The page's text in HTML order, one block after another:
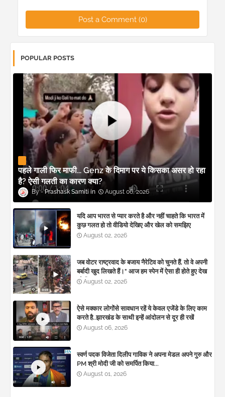
Post a Comment (0)
POPULAR POSTS
पहले गाली फिर माफी... Genz के दिमाग पर ये किसका असर हो रहा
है? ऐसी गलती का कारण क्या?
Prashask Samiti August 06, 2026
यदि आप भारत से प्यार करते है और नहीं चाहते कि भारत में
कुछ गलत हो तो वीडियो देखिए और खेल को समझिए
August 02, 2026
जब वोटर राष्ट्रवाद के बजाय नैरेटिव को चुनते हैं, तो वे अपनी
बर्बादी खुद लिखते हैं।" आज हम स्पेन में ऐसा ही होते हुए देख
रहे हैं। 🚨
August 02, 2026
ऐसे मक्कार लोगोंसे सावधान रहें ये केवल एजेंडे के लिए काम
करते है..झारखंड के साथी इन्हें आंदोलन से दूर ही रखें
August 06, 2026
स्वर्ण पदक विजेता दिलीप गाविक ने अपना मेडल अपने गुरु और
PM श्री मोदी जी को समर्पित किया...
August 01, 2026